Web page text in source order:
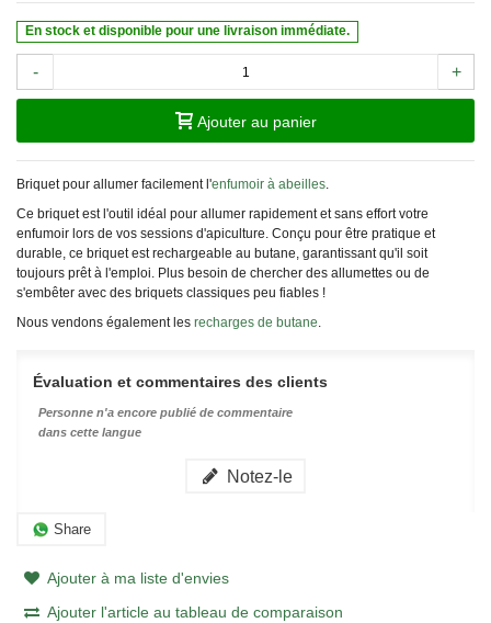
En stock et disponible pour une livraison immédiate.
- +
Ajouter au panier
Briquet pour allumer facilement l'enfumoir à abeilles.
Ce briquet est l'outil idéal pour allumer rapidement et sans effort votre
enfumoir lors de vos sessions d'apiculture. Conçu pour être pratique et
durable, ce briquet est rechargeable au butane, garantissant qu'il soit
toujours prêt à l'emploi. Plus besoin de chercher des allumettes ou de
s'embêter avec des briquets classiques peu fiables !
Nous vendons également les recharges de butane.
Évaluation et commentaires des clients
Personne n'a encore publié de commentaire
dans cette langue
Notez-le
Share
Ajouter à ma liste d'envies
Ajouter l'article au tableau de comparaison